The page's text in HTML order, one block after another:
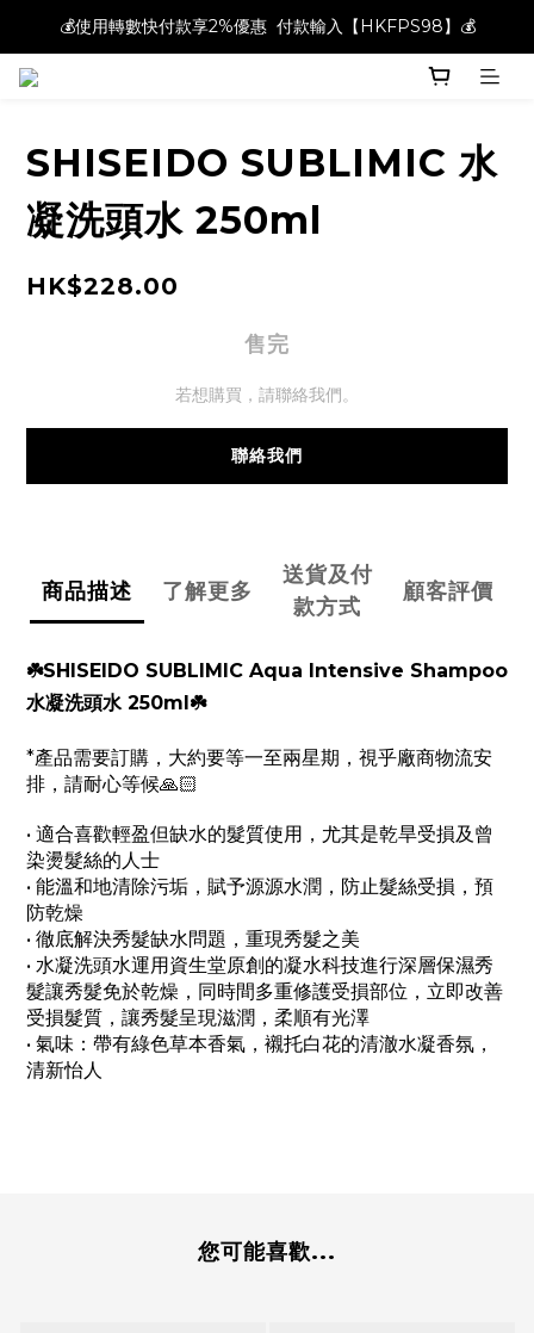
💰使用轉數快付款享2%優惠  付款輸入【HKFPS98】💰
💰使用轉數快付款享2%優惠  付款輸入【HKFPS98】💰
新註冊會員即享$20購物金｜全店滿$400本地免運費📦!
SHISEIDO SUBLIMIC 水
凝洗頭水 250ml
HK$228.00
售完
若想購買，請聯絡我們。
聯絡我們
商品描述 了解更多
送貨及付
款方式
顧客評價
☘️SHISEIDO SUBLIMIC Aqua Intensive Shampoo
水凝洗頭水 250ml☘️
*產品需要訂購，大約要等一至兩星期，視乎廠商物流安
排，請耐心等候🙏🏻
• 適合喜歡輕盈但缺水的髮質使用，尤其是乾旱受損及曾
染燙髮絲的人士
• 能溫和地清除污垢，賦予源源水潤，防止髮絲受損，預
防乾燥
• 徹底解決秀髮缺水問題，重現秀髮之美
• 水凝洗頭水運用資生堂原創的凝水科技進行深層保濕秀
髮讓秀髮免於乾燥，同時間多重修護受損部位，立即改善
受損髮質，讓秀髮呈現滋潤，柔順有光澤
• 氣味：帶有綠色草本香氣，襯托白花的清澈水凝香氛，
清新怡人
您可能喜歡...